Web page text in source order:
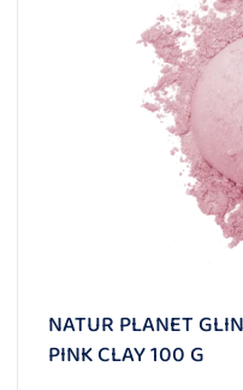
NATUR PLANET
PINK CLAY 100 G